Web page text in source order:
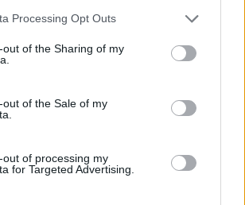
website/app uses one or more Google
visit or usage behaviour. You may click to
to Google and its third-party tags to
specified purposes in below Google
Processing Opt Outs
out of the Sharing of my
out of the Sale of my
out of processing my
for Targeted Advertising.